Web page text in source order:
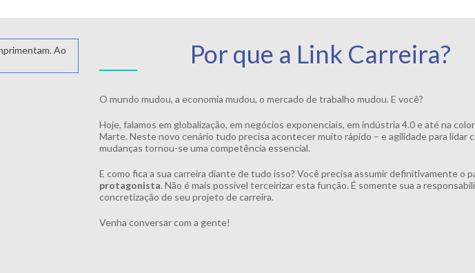
Por que a Link Carreira?
O mundo mudou, a economia mudou, o mercado de trabalho mudou. E você?
Hoje, falamos em globalização, em negócios exponenciais, em indústria 4.0 e até na
Marte. Neste novo cenário tudo precisa acontecer muito rápido – e agilidade para lidar
mudanças tornou-se uma competência essencial.
E como fica a sua carreira diante de tudo isso? Você precisa assumir definitivamente o
protagonista. Não é mais possível terceirizar esta função. É somente sua a
concretização de seu projeto de carreira.
Venha conversar com a gente!